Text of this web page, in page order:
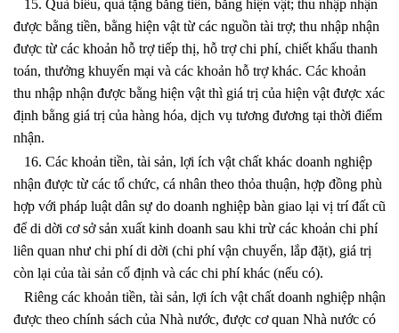
15. Quà biếu, quà tặng bằng tiền, bằng hiện vật; thu nhập nhận
được bằng tiền, bằng hiện vật từ các nguồn tài trợ; thu nhập nhận
được từ các khoản hỗ trợ tiếp thị, hỗ trợ chi phí, chiết khấu thanh
toán, thưởng khuyến mại và các khoản hỗ trợ khác. Các khoản
thu nhập nhận được bằng hiện vật thì giá trị của hiện vật được xác
định bằng giá trị của hàng hóa, dịch vụ tương đương tại thời điểm
nhận.
16. Các khoản tiền, tài sản, lợi ích vật chất khác doanh nghiệp
nhận được từ các tổ chức, cá nhân theo thỏa thuận, hợp đồng phù
hợp với pháp luật dân sự do doanh nghiệp bàn giao lại vị trí đất cũ
để di dời cơ sở sản xuất kinh doanh sau khi trừ các khoản chi phí
liên quan như chi phí di dời (chi phí vận chuyển, lắp đặt), giá trị
còn lại của tài sản cố định và các chi phí khác (nếu có).
Riêng các khoản tiền, tài sản, lợi ích vật chất doanh nghiệp nhận
được theo chính sách của Nhà nước, được cơ quan Nhà nước có